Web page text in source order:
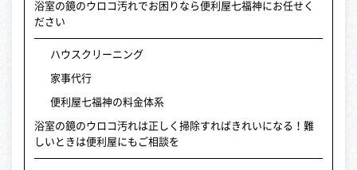
浴室の鏡のウロコ汚れでお困りなら便利屋七福神にお任せく
ださい
ハウスクリーニング
家事代行
便利屋七福神の料金体系
浴室の鏡のウロコ汚れは正しく掃除すればきれいになる！難
しいときは便利屋にもご相談を